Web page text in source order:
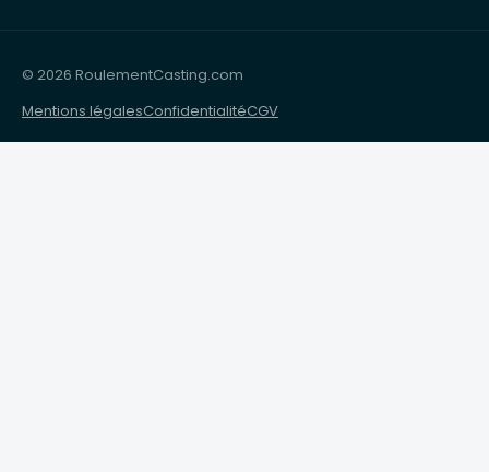
© 2026 RoulementCasting.com
Mentions légalesConfidentialitéCGV